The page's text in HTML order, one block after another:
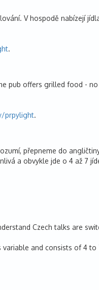
V hospodě nabízejí
.
pub offers grilled food -
prpylight.
přepneme do
a obvykle jde o 4 až 7
Czech talks are
and consists of 4